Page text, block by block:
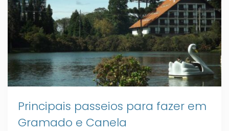
Principais passeios para fazer em
Gramado e Canela